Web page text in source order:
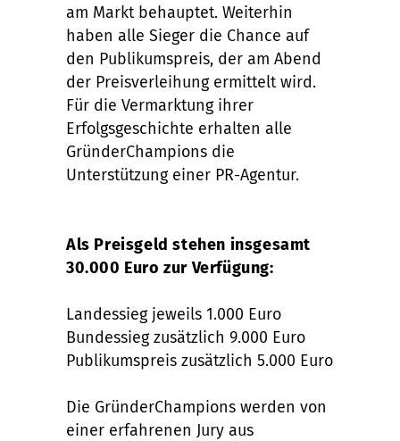
am Markt behauptet. Weiterhin
haben alle Sieger die Chance auf
den Publikumspreis, der am Abend
der Preisverleihung ermittelt wird.
Für die Vermarktung ihrer
Erfolgsgeschichte erhalten alle
GründerChampions die
Unterstützung einer PR-Agentur.
Als Preisgeld stehen insgesamt
30.000 Euro zur Verfügung:
Landessieg jeweils 1.000 Euro
Bundessieg zusätzlich 9.000 Euro
Publikumspreis zusätzlich 5.000 Euro
Die GründerChampions werden von
einer erfahrenen Jury aus